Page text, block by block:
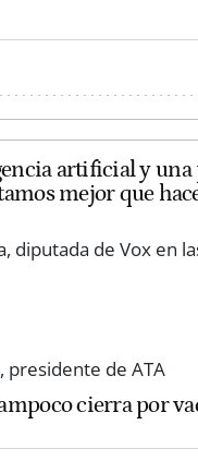
artificial y una
mejor que
cierra por